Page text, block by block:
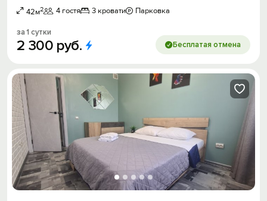
42м2 4 гостя 3 кровати Парковка
за 1 сутки
2 300 руб. Бесплатая отмена